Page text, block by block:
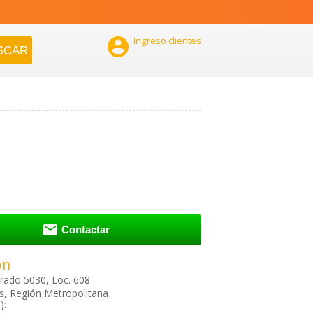
 Ingreso clientes
 Contactar
5030, Loc. 608
Región Metropolitana